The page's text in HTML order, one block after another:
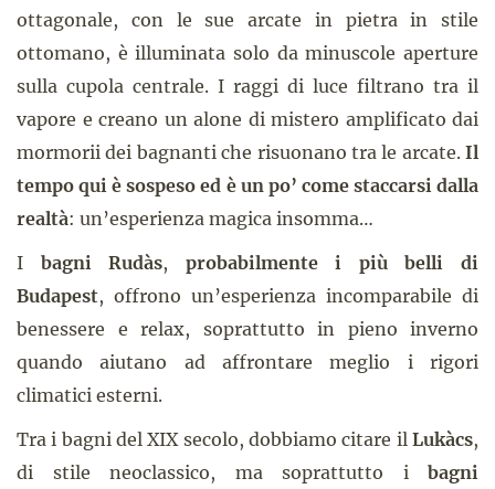
ottagonale, con le sue arcate in pietra in stile
ottomano, è illuminata solo da minuscole aperture
sulla cupola centrale. I raggi di luce filtrano tra il
vapore e creano un alone di mistero amplificato dai
mormorii dei bagnanti che risuonano tra le arcate. Il
tempo qui è sospeso ed è un po’ come staccarsi dalla
realtà: un’esperienza magica insomma…
I bagni Rudàs, probabilmente i più belli di
Budapest, offrono un’esperienza incomparabile di
benessere e relax, soprattutto in pieno inverno
quando aiutano ad affrontare meglio i rigori
climatici esterni.
Tra i bagni del XIX secolo, dobbiamo citare ilLukàcs,
di stile neoclassico, ma soprattutto i bagni